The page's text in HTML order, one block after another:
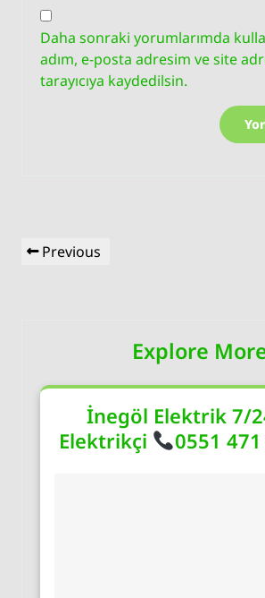
Daha sonraki yorumlarımda
adım, e-posta adresim ve site
tarayıcıya kaydedilsin.
Yazı
gezinmesi
Previous
Previous
Explore
İnegöl Elektrik 7/
Elektrikçi
0551